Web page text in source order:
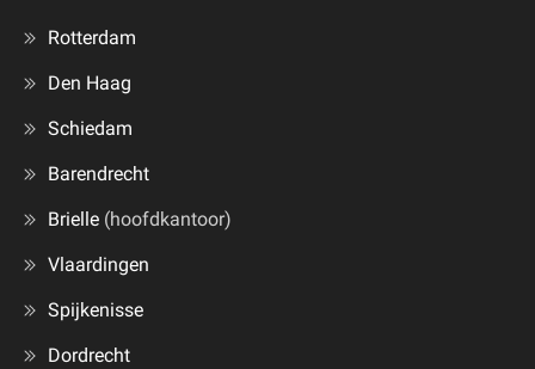
Rotterdam
Den Haag
Schiedam
Barendrecht
Brielle (hoofdkantoor)
Vlaardingen
Spijkenisse
Dordrecht